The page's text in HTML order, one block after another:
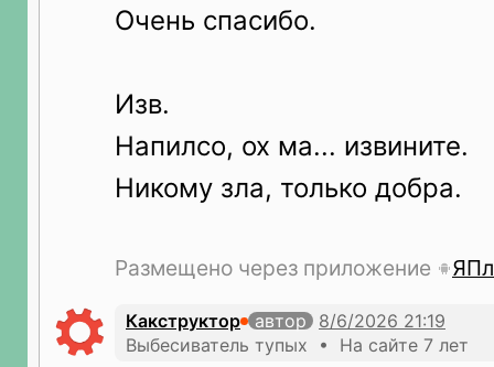
Очень спасибо.
Изв.
Напилсо, ох ма... извините.
Никому зла, только добра.
Размещено через приложение
Какструктор
автор
Выбесиватель тупых • На сайте 7 лет